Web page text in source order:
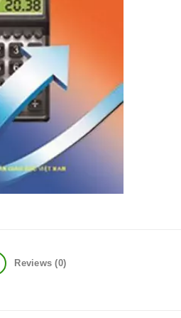
Reviews (0)